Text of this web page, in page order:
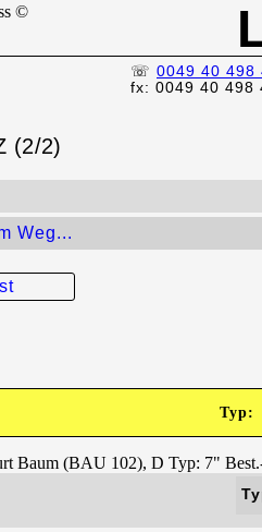
☏ 0049 40 498
fx: 0049 40 498
(2/2)
Weg...
Typ: